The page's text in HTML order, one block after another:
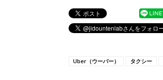
Uber（ウーバー） タクシー